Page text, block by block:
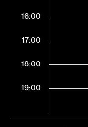
16:00
17:00
18:00
19:00